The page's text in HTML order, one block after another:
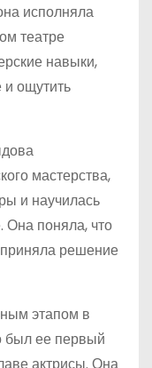
исполняла
театре
навыки,
и ощутить
мастерства,
и научилась
Она поняла, что
решение
этапом в
ее первый